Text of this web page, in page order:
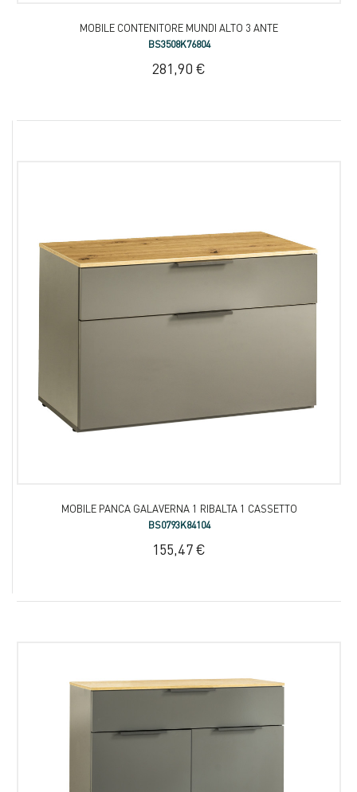
MOBILE CONTENITORE MUNDI ALTO 3 ANTE
BS3508K76804
281,90 €
MOBILE PANCA GALAVERNA 1 RIBALTA 1 CASSETTO
BS0793K84104
155,47 €